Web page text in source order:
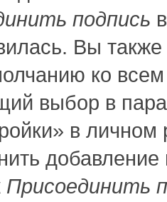
подпись
Вы
ко
выбор в
в
Присоединить